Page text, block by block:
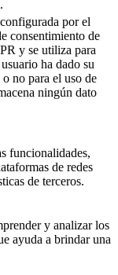
por el
consentimiento de
y se utiliza para
ha dado su
no para el uso de
ningún dato
funcionalidades,
de redes
de terceros.
y analizar los
ayuda a brindar una